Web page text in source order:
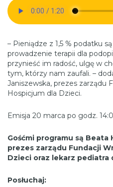
– Pieniądze z 1,5 % podatku
prowadzenie terapii dla
przynieść im radość, ulgę w
tym, którzy nam zaufali. –
Janiszewska, prezes zarządu
Hospicjum dla Dzieci.
Emisja 20 marca po godz.
Gośćmi programu są Beata
prezes zarządu Fundacji
Dzieci oraz lekarz pediatra
Posłuchaj: